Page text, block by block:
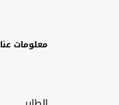
معلومات عنا